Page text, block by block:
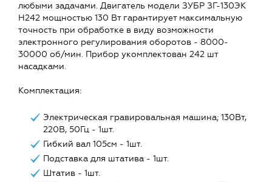
любыми задачами. Двигатель модели ЗУБР ЗГ-130ЭК
H242 мощностью 130 Вт гарантирует максимальную
точность при обработке в виду возможности
электронного регулирования оборотов - 8000-
30000 об/мин. Прибор укомплектован 242 шт
насадками.
Комплектация:
Электрическая гравировальная машина; 130Вт,
220В, 50Гц - 1шт.
Гибкий вал 105см - 1шт.
Подставка для штатива - 1шт.
Штатив - 1шт.